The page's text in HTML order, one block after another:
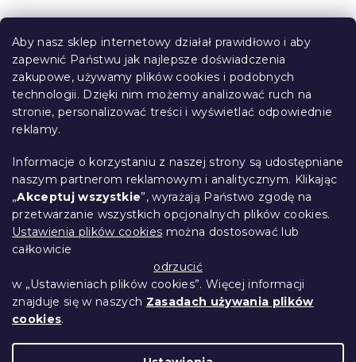
Aby nasz sklep internetowy działał prawidłowo i aby
zapewnić Państwu jak najlepsze doświadczenia
zakupowe, używamy plików cookies i podobnych
technologii. Dzięki nim możemy analizować ruch na
stronie, personalizować treści i wyświetlać odpowiednie
reklamy.
Informacje o korzystaniu z naszej strony są udostępniane
naszym partnerom reklamowym i analitycznym. Klikając
„Akceptuj wszystkie”, wyrażają Państwo zgodę na
przetwarzanie wszystkich opcjonalnych plików cookies.
Ustawienia plików cookies można dostosować lub
całkowicie
odrzucić
w „Ustawieniach plików cookies”. Więcej informacji
znajduje się w naszych Zasadach używania plików
cookies.
S
Informacje dla Ciebie
Śledzenie zamówienia
Opcje dostawy
Metody płatności
Reklamacje i zwroty towarów
Kontakt
Regulamin
Ochrona danych osobowych
Kodeks etyczny
Dla partnerów